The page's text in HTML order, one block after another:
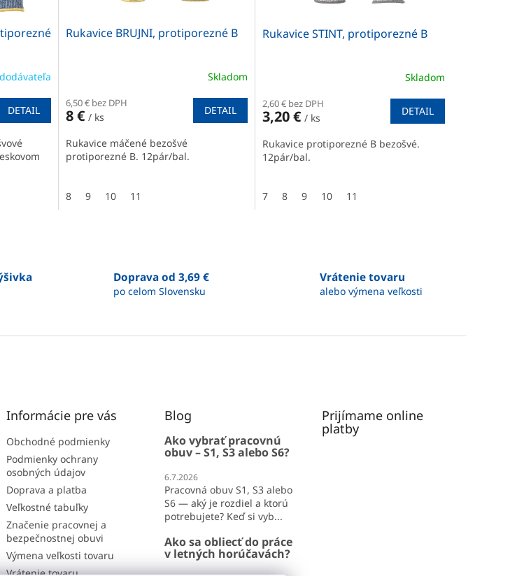
DETAIL
Rukavice BRUJNI, protiporezné B
Skladom
6,50 € bez DPH
8 € / ks
DETAIL
Rukavice máčené bezošvé
protiporezné B. 12pár/bal.
8 9 10 11
Rukavice STINT, protiporezné B
Skladom
2,60 € bez DPH
3,20 € / ks
DETAIL
Rukavice protiporezné B bezošvé.
12pár/bal.
7 8 9 10 11
d
a
e
Doprava od 3,69 €
po celom Slovensku
Vrátenie tovaru
alebo výmena veľkosti
Informácie pre vás
Obchodné podmienky
Podmienky ochrany
osobných údajov
Doprava a platba
Veľkostné tabuľky
Značenie pracovnej a
bezpečnostnej obuvi
Výmena veľkosti tovaru
Vrátenie tovaru
Blog
Ako vybrať pracovnú
obuv – S1, S3 alebo S6?
6.7.2026
Pracovná obuv S1, S3 alebo
S6 — aký je rozdiel a ktorú
potrebujete? Keď si vyb...
Ako sa obliecť do práce
v letných horúčavách?
Prijímame online
platby